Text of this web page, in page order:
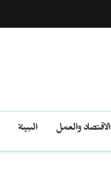
الاقتصاد والعمل البيئة